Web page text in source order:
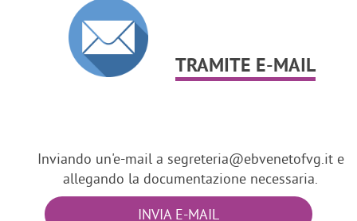
TRAMITE E-MAIL
Inviando un'e-mail a segreteria@ebvenetofvg.it e
allegando la documentazione necessaria.
INVIA E-MAIL